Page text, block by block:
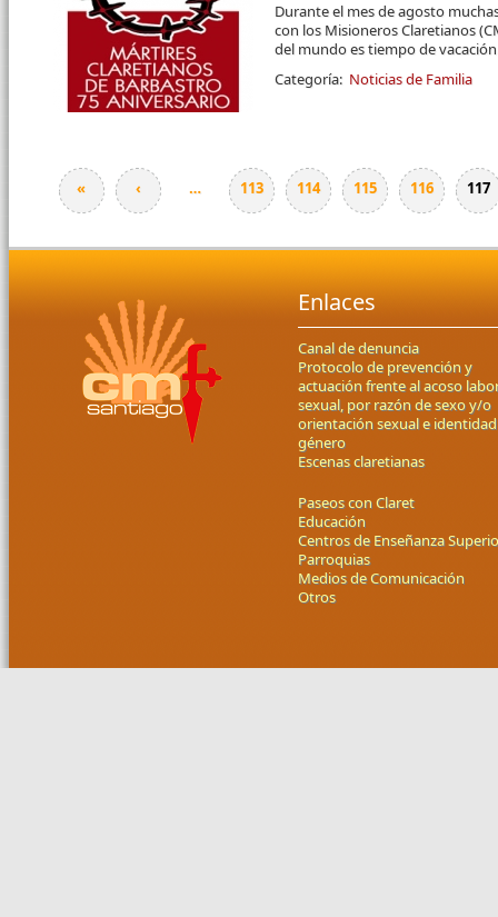
Durante el mes de agosto
con los Misioneros Claretianos
del mundo es tiempo de
Categoría: Noticias de Familia
Páginas
« ‹ … 113 114 115 116 117
Enlaces
Canal de denuncia
Protocolo de prevención y
actuación frente al acoso
sexual, por razón de sexo y/o
orientación sexual e
género
Escenas claretianas
Paseos con Claret
Educación
Centros de Enseñanza
Parroquias
Medios de Comunicación
Otros